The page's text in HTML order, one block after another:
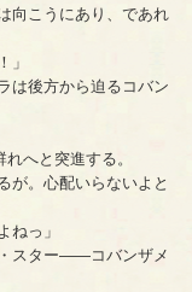
こうにあり、であれ
」
は後方から迫るコバン
へと突進する。
。心配いらないよと
ねっ」
スター――コバンザメ